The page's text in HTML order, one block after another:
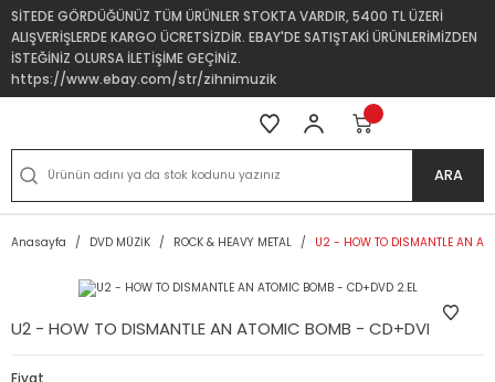
SİTEDE GÖRDÜĞÜNÜZ TÜM ÜRÜNLER STOKTA VARDIR, 5400 TL ÜZERİ
ALIŞVERİŞLERDE KARGO ÜCRETSİZDİR. EBAY'DE SATIŞTAKİ ÜRÜNLERİMİZDEN
İSTEĞİNİZ OLURSA İLETİŞİME GEÇİNİZ.
https://www.ebay.com/str/zihnimuzik
ARA
Anasayfa DVD MÜZİK ROCK & HEAVY METAL U2 - HOW TO DISMANTLE AN
U2 - HOW TO DISMANTLE AN ATOMIC BOMB - CD+DVD 2.EL